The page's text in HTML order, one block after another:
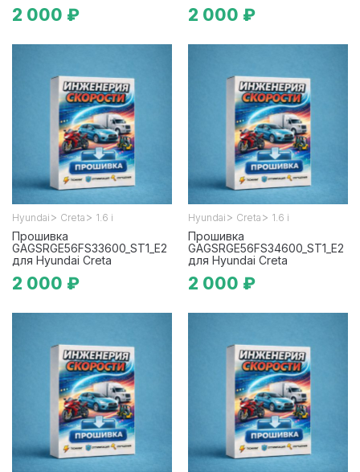
2 000 ₽ 2 000 ₽
Hyundai > Creta > 1.6 i
Прошивка
GAGSRGE56FS33600_ST1_E2
для Hyundai Creta
2 000 ₽
Hyundai > Creta > 1.6 i
Прошивка
GAGSRGE56FS34600_ST1_E2
для Hyundai Creta
2 000 ₽